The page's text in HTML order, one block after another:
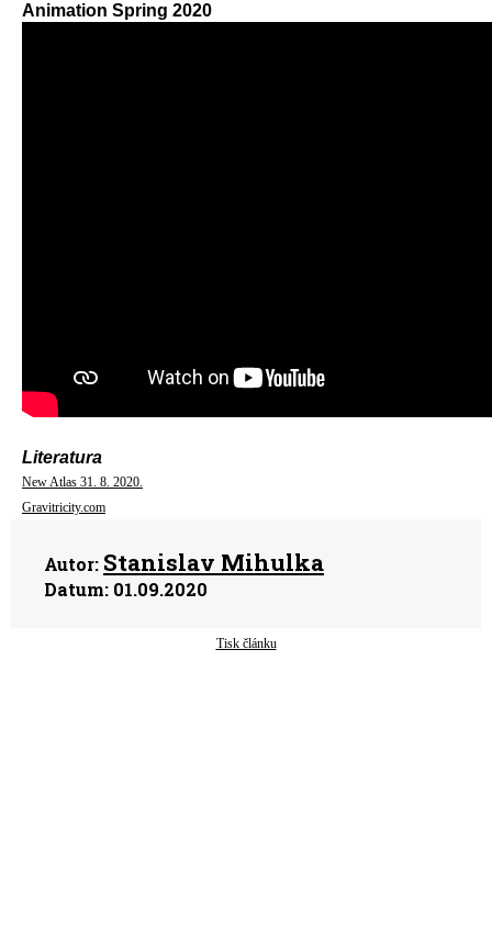
Animation Spring 2020
Literatura
New Atlas 31. 8. 2020.
Gravitricity.com
Autor: Stanislav Mihulka
Datum: 01.09.2020
Tisk článku